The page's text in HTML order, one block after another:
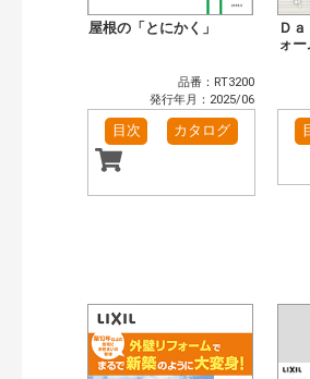
インテリア建材（10）
エクステリ
浴室（12）
小型電気温水器（1）
水栓金具（3
太陽光発電・屋根・外壁（5）
高性能住
その他（2）
屋根の「とにかく」
品番：RT3200
発行年月：2025/06
目次 カタログ
Ｄ
ォ